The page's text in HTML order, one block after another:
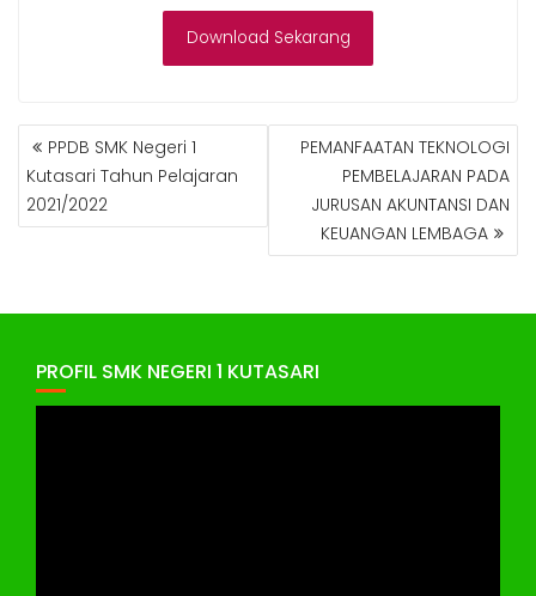
Download Sekarang
NAVIGASI
POSPPDB SMK Negeri 1
Kutasari Tahun Pelajaran
2021/2022
PEMANFAATAN TEKNOLOGI
PEMBELAJARAN PADA
JURUSAN AKUNTANSI DAN
KEUANGAN LEMBAGA
PROFIL SMK NEGERI 1 KUTASARI